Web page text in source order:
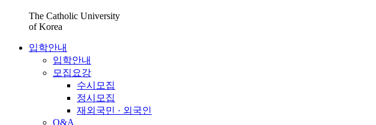
The Catholic University
of Korea
입학안내
입학안내
모집요강
수시모집
정시모집
재외국민 · 외국인
Q&A